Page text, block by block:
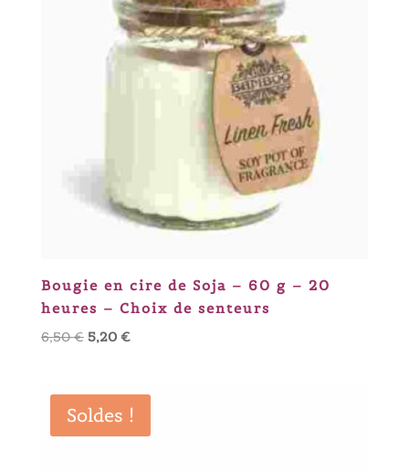
Bougie en cire de Soja – 60 g – 20
heures – Choix de senteurs
6,50€ Le
était :
6,50 €.
5,20 €Le
est :
5,20 €.
Soldes !